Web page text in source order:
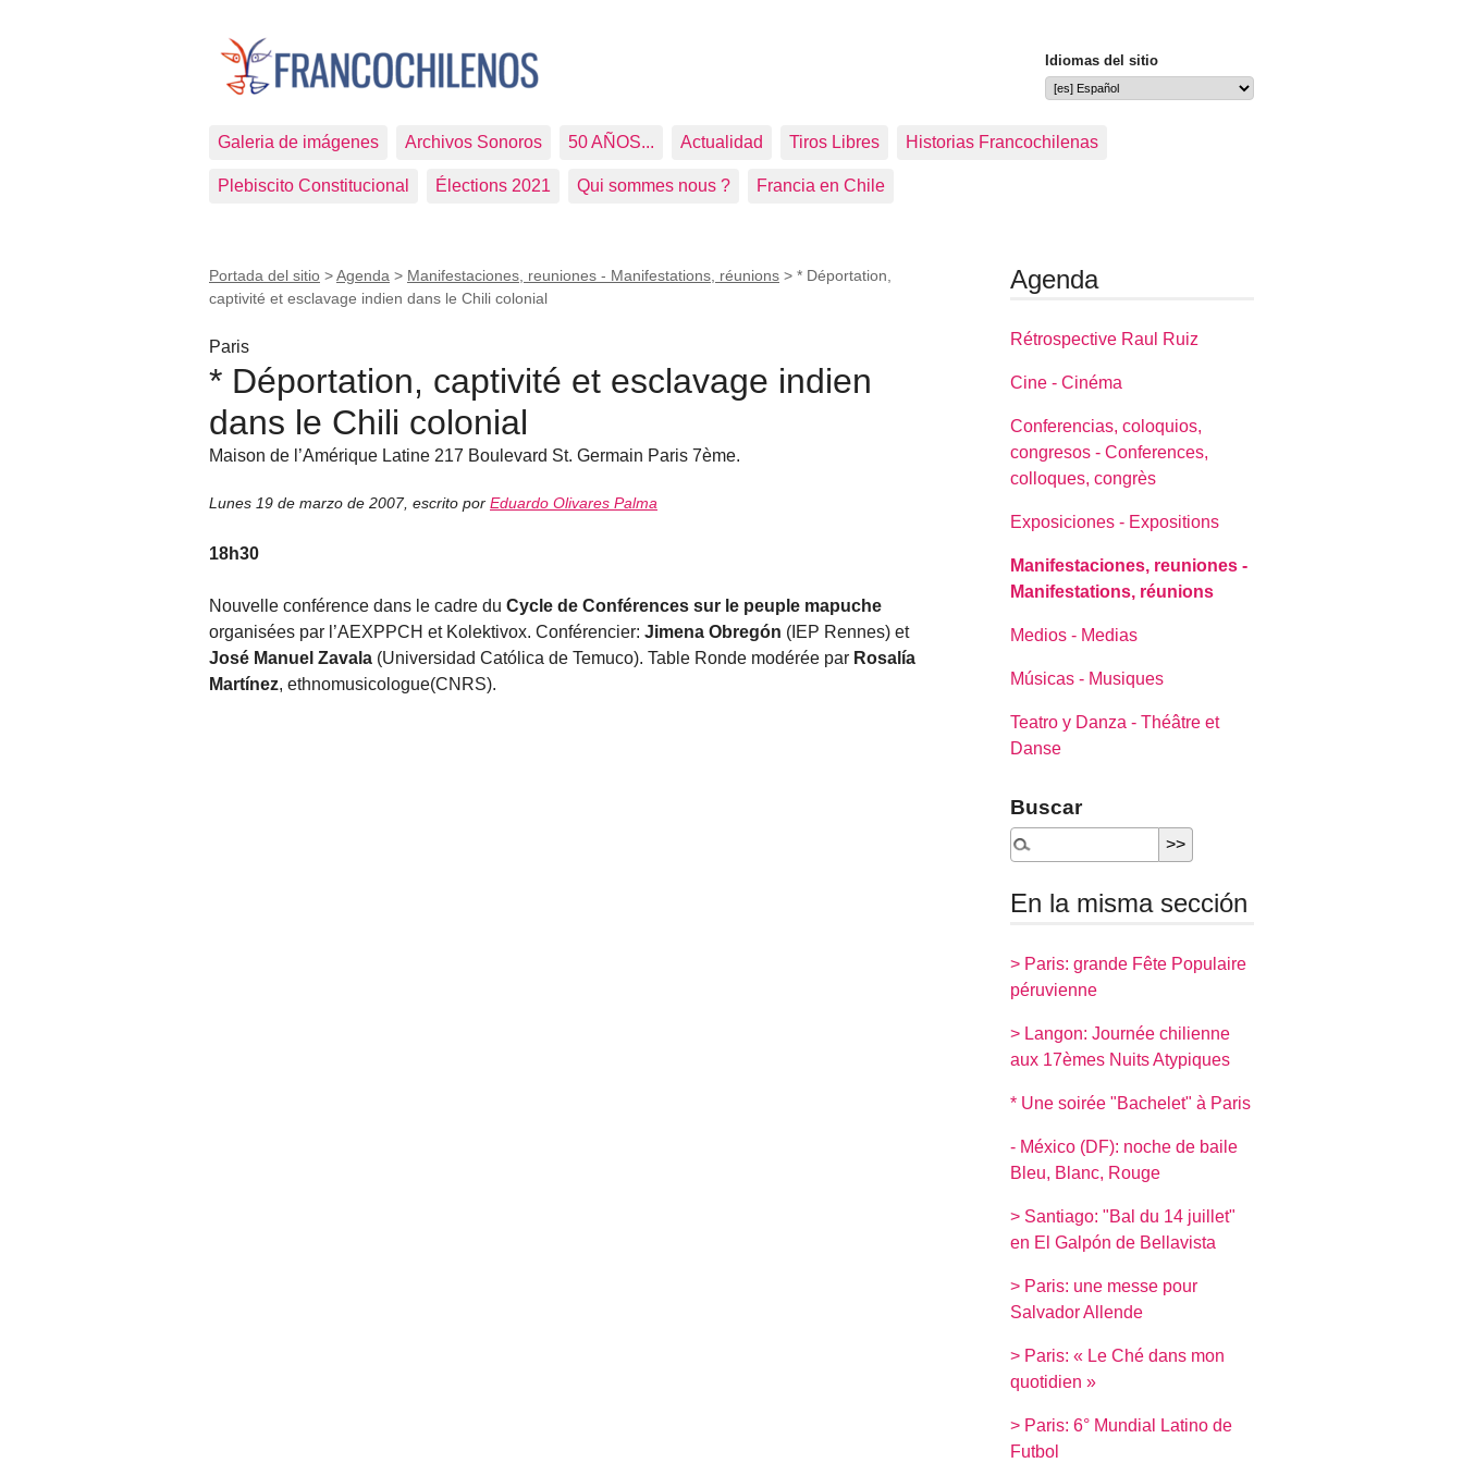
Idiomas del sitio
Galeria de imágenes Archivos Sonoros 50 AÑOS... Actualidad Tiros Libres Historias Francochilenas
Plebiscito Constitucional Élections 2021 Qui sommes nous ? Francia en Chile
Portada del sitio >Agenda > Manifestaciones, reuniones - Manifestations, réunions > * Déportation,
captivité et esclavage indien dans le Chili colonial
Paris
* Déportation, captivité et esclavage indien
dans le Chili colonial
Maison de l’Amérique Latine 217 Boulevard St. Germain Paris 7ème.
Lunes 19 de marzo de 2007, escrito por Eduardo Olivares Palma
18h30
Nouvelle conférence dans le cadre du Cycle de Conférences sur le peuple mapuche
organisées par l’AEXPPCH et Kolektivox. Conférencier: Jimena Obregón (IEP Rennes) et
José Manuel Zavala (Universidad Católica de Temuco). Table Ronde modérée par Rosalía
Martínez, ethnomusicologue(CNRS).
Agenda
Rétrospective Raul Ruiz
Cine - Cinéma
Conferencias, coloquios,
congresos - Conferences,
colloques, congrès
Exposiciones - Expositions
Manifestaciones, reuniones -
Manifestations, réunions
Medios - Medias
Músicas - Musiques
Teatro y Danza - Théâtre et
Danse
Buscar
En la misma sección
> Paris: grande Fête Populaire
péruvienne
> Langon: Journée chilienne
aux 17èmes Nuits Atypiques
* Une soirée "Bachelet" à Paris
- México (DF): noche de baile
Bleu, Blanc, Rouge
> Santiago: "Bal du 14 juillet"
en El Galpón de Bellavista
> Paris: une messe pour
Salvador Allende
> Paris: « Le Ché dans mon
quotidien »
> Paris: 6° Mundial Latino de
Futbol